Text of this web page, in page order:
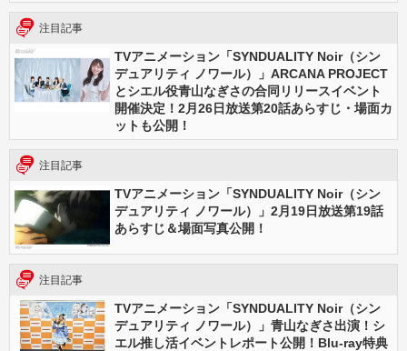
注目記事
TVアニメーション「SYNDUALITY Noir（シン
デュアリティ ノワール）」ARCANA PROJECT
とシエル役青山なぎさの合同リリースイベント
開催決定！2月26日放送第20話あらすじ・場面カ
ットも公開！
注目記事
TVアニメーション「SYNDUALITY Noir（シン
デュアリティ ノワール）」2月19日放送第19話
あらすじ＆場面写真公開！
注目記事
TVアニメーション「SYNDUALITY Noir（シン
デュアリティ ノワール）」青山なぎさ出演！シ
エル推し活イベントレポート公開！Blu-ray特典